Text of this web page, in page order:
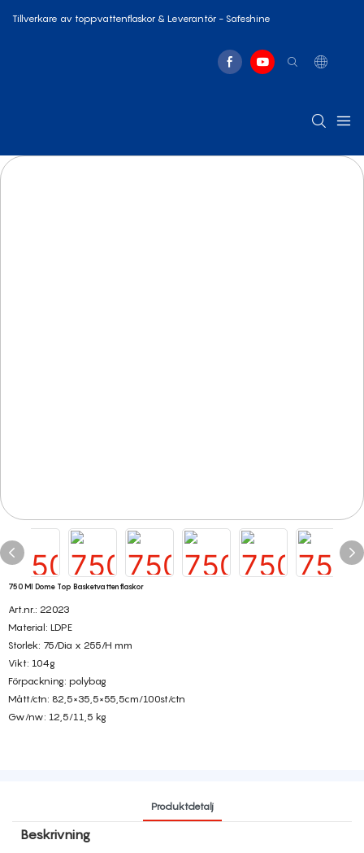
Tillverkare av toppvattenflaskor & Leverantör - Safeshine
750 Ml Dome Top Basketvattenflaskor
Art.nr.: 22023
Material: LDPE
Storlek: 75/Dia x 255/H mm
Vikt: 104g
Förpackning: polybag
Mått/ctn: 82,5×35,5×55,5cm/100st/ctn
Gw/nw: 12,5/11,5 kg
Produktdetalj
Beskrivning